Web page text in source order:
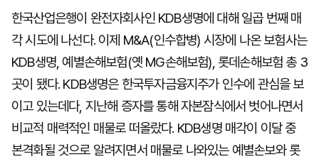
한국산업은행이 완전자회사인 KDB생명에 대해 일곱 번째 매
각 시도에 나선다. 이제 M&A(인수합병) 시장에 나온 보험사는
KDB생명, 예별손해보험(옛 MG손해보험), 롯데손해보험 총 3
곳이 됐다. KDB생명은 한국투자금융지주가 인수에 관심을 보
이고 있는데다, 지난해 증자를 통해 자본잠식에서 벗어나면서
비교적 매력적인 매물로 떠올랐다. KDB생명 매각이 이달 중
본격화될 것으로 알려지면서 매물로 나와있는 예별손보와 롯